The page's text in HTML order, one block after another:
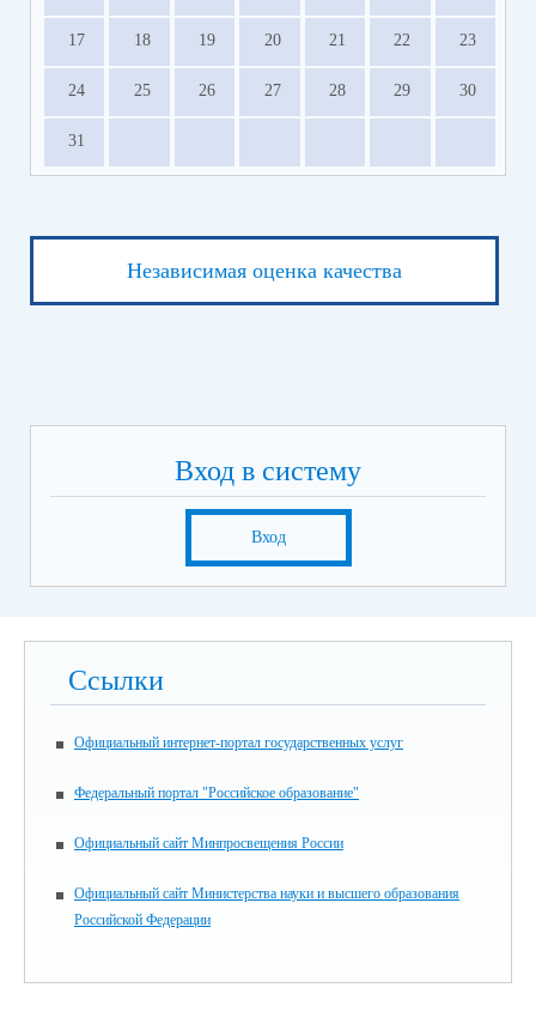
17 18 19 20 21 22 23
24 25 26 27 28 29 30
31
Независимая оценка качества
Вход в систему
Вход
Ссылки
Официальный интернет-портал государственных услуг
Федеральный портал "Российское образование"
Официальный сайт Минпросвещения России
Официальный сайт Министерства науки и высшего образования
Российской Федерации